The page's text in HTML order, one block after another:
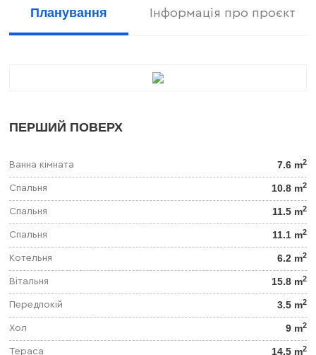
Планування Інформація про проєкт
ПЕРШИЙ ПОВЕРХ
Ванна кімната 7.6 m2
Спальня 10.8 m2
Спальня 11.5 m2
Спальня 11.1 m2
Котельня 6.2 m2
Вітальня 15.8 m2
Передпокій 3.5 m2
Хол 9 m2
Тераса 14.5 m2